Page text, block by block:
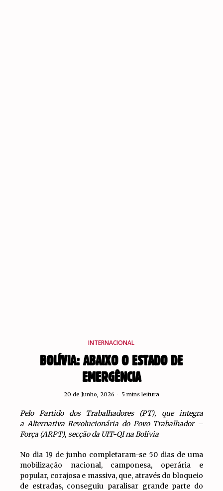
INTERNACIONAL
BOLÍVIA: ABAIXO O ESTADO DE
EMERGÊNCIA
20 de Junho, 2026 5 mins leitura
Pelo Partido dos Trabalhadores (PT), que integra
a Alternativa Revolucionária do Povo Trabalhador –
Força (ARPT), secção da UIT-QI na Bolívia
No dia 19 de junho completaram-se 50 dias de uma
mobilização nacional, camponesa, operária e
popular, corajosa e massiva, que, através do bloqueio
de estradas, conseguiu paralisar grande parte do